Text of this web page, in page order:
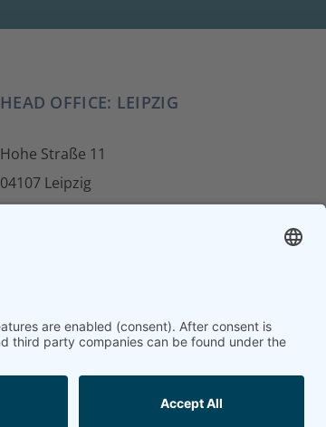
HEAD OFFICE: LEIPZIG
Hohe Straße 11
04107 Leipzig